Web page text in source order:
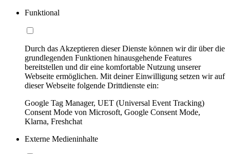
Funktional
Durch das Akzeptieren dieser Dienste können wir dir über die
grundlegenden Funktionen hinausgehende Features
bereitstellen und dir eine komfortable Nutzung unserer
Webseite ermöglichen. Mit deiner Einwilligung setzen wir auf
dieser Webseite folgende Drittdienste ein:
Google Tag Manager, UET (Universal Event Tracking)
Consent Mode von Microsoft, Google Consent Mode,
Klarna, Freshchat
Externe Medieninhalte